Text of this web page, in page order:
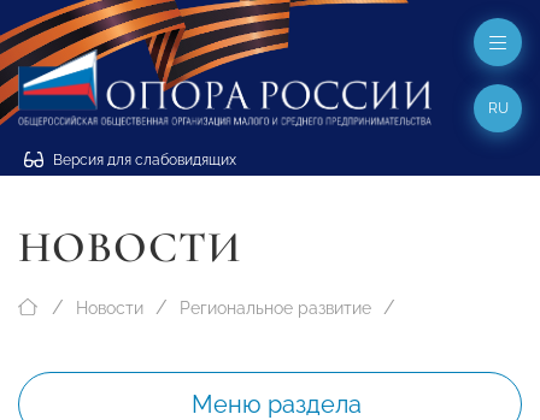
Версия для слабовидящих
RU
НОВОСТИ
Новости Региональное развитие
Меню раздела